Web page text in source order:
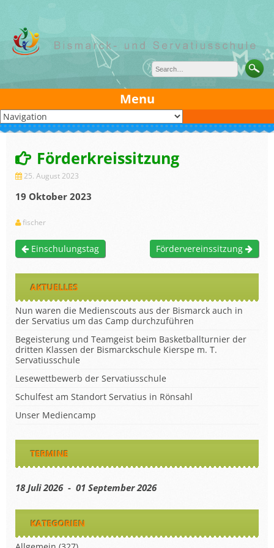
content
Menu
Förderkreissitzung
25. August 2023
19 Oktober 2023
fischer
Einschulungstag Fördervereinssitzung
AKTUELLES
Nun waren die Medienscouts aus der Bismarck auch in
der Servatius um das Camp durchzuführen
Begeisterung und Teamgeist beim Basketballturnier der
dritten Klassen der Bismarckschule Kierspe m. T.
Servatiusschule
Lesewettbewerb der Servatiusschule
Schulfest am Standort Servatius in Rönsahl
Unser Mediencamp
TERMINE
18 Juli 2026 - 01 September 2026
KATEGORIEN